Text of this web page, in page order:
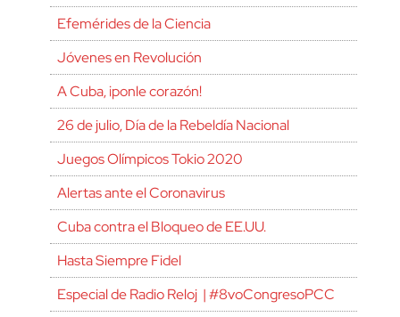
Efemérides de la Ciencia
Jóvenes en Revolución
A Cuba, ¡ponle corazón!
26 de julio, Día de la Rebeldía Nacional
Juegos Olímpicos Tokio 2020
Alertas ante el Coronavirus
Cuba contra el Bloqueo de EE.UU.
Hasta Siempre Fidel
Especial de Radio Reloj | #8voCongresoPCC